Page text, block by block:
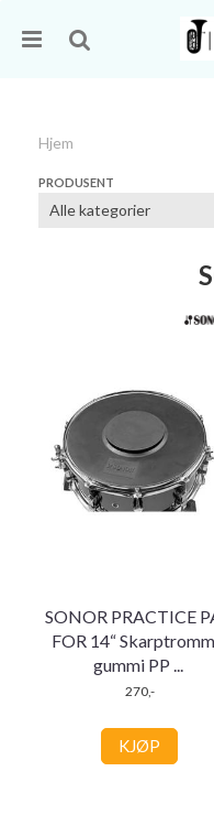
Hjem
PRODUSENT
SONOR PRACTICE
FOR 14“
gummi PP ...
270,-
KJØP